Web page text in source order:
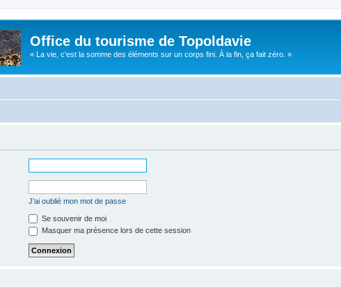
Office du tourisme de Topoldavie
« La vie, c'est la somme des éléments sur un corps fini. À la fin, ça fait zéro. »
J’ai oublié mon mot de passe
Se souvenir de moi
Masquer ma présence lors de cette session